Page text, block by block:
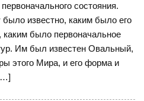
состояния.
известно, каким было его
каким было первоначальное
Им был известен Овальный,
этого Мира, и его форма и